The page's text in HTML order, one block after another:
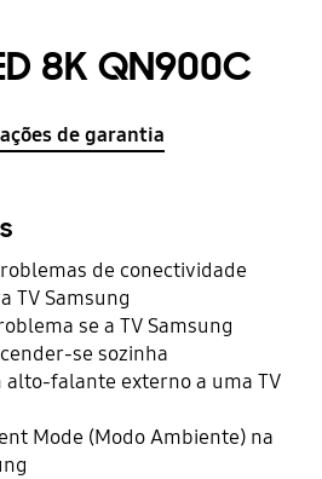
8K QN900C
de garantia
de conectividade
TV Samsung
se a TV Samsung
se sozinha
alto-falante externo a uma TV
Mode (Modo Ambiente) na